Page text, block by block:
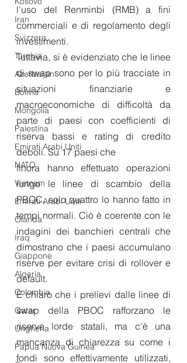
Iran
Svizzera
Turchia
Azerbaijan
Bolivia
Mongolia
Palestina
Emirati Arabi Uniti
NATO
Vietnam
Emirati Arabi Uniti
Olanda
Iraq
Giappone
Algeria
Colombia
Qatar
Ungheria
Papua Nuova Guinea
l'uso del Renminbi (RMB) a fini
commerciali e di regolamento degli
investimenti.
Tuttavia, si è evidenziato che le linee
di swap sono per lo più tracciate in
situazioni finanziarie e
macroeconomiche di difficoltà da
parte di paesi con coefficienti di
riserva bassi e rating di credito
deboli. Su 17 paesi che
finora hanno effettuato operazioni
lungo le linee di scambio della
PBOC, solo quattro lo hanno fatto in
tempi normali. Ciò è coerente con le
indagini dei banchieri centrali che
dimostrano che i paesi accumulano
riserve per evitare crisi di rollover e
default.
È chiaro che i prelievi dalle linee di
swap della PBOC rafforzano le
riserve lorde statali, ma c'è una
mancanza di chiarezza su come i
fondi sono effettivamente utilizzati,